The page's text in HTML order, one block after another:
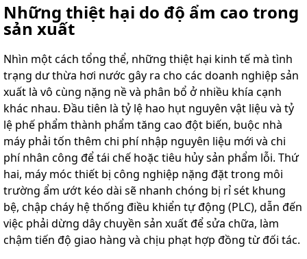
Những thiệt hại do độ ẩm cao trong
sản xuất
Nhìn một cách tổng thể, những thiệt hại kinh tế mà tình
trạng dư thừa hơi nước gây ra cho các doanh nghiệp sản
xuất là vô cùng nặng nề và phân bổ ở nhiều khía cạnh
khác nhau. Đầu tiên là tỷ lệ hao hụt nguyên vật liệu và tỷ
lệ phế phẩm thành phẩm tăng cao đột biến, buộc nhà
máy phải tốn thêm chi phí nhập nguyên liệu mới và chi
phí nhân công để tái chế hoặc tiêu hủy sản phẩm lỗi. Thứ
hai, máy móc thiết bị công nghiệp nặng đặt trong môi
trường ẩm ướt kéo dài sẽ nhanh chóng bị rỉ sét khung
bệ, chập cháy hệ thống điều khiển tự động (PLC), dẫn đến
việc phải dừng dây chuyền sản xuất để sửa chữa, làm
chậm tiến độ giao hàng và chịu phạt hợp đồng từ đối tác.